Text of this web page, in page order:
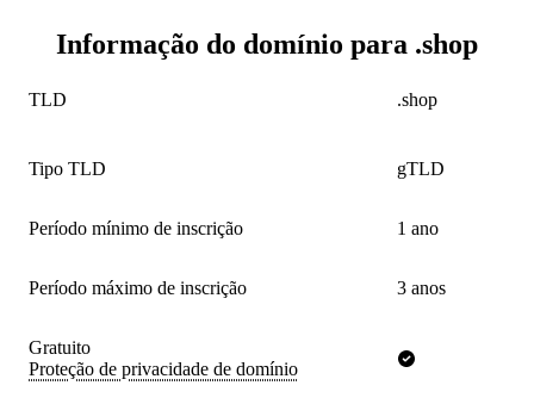
Informação do domínio para .shop
TLD .shop
Tipo TLD gTLD
Período mínimo de inscrição 1 ano
Período máximo de inscrição 3 anos
Proteção de privacidade de domínio
Gratuito